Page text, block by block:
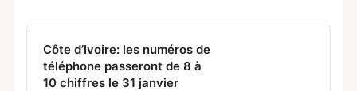
Côte d’Ivoire: les numéros de
téléphone passeront de 8 à
10 chiffres le 31 janvier